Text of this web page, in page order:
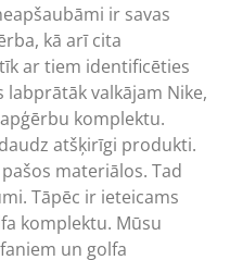
ir savas
kā arī cita
ar tiem identificēties
valkājam Nike,
komplektu.
atšķirīgi produkti.
materiālos. Tad
Tāpēc ir ieteicams
komplektu. Mūsu
un golfa